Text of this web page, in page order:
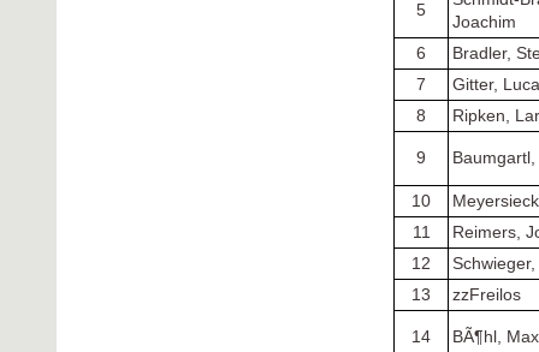
5
Joachim
6
Bradler,
7
Gitter,
8
Ripken,
9
10
11
Reimers,
12
13
zzFreilos
14 BÃ¶hl, Max